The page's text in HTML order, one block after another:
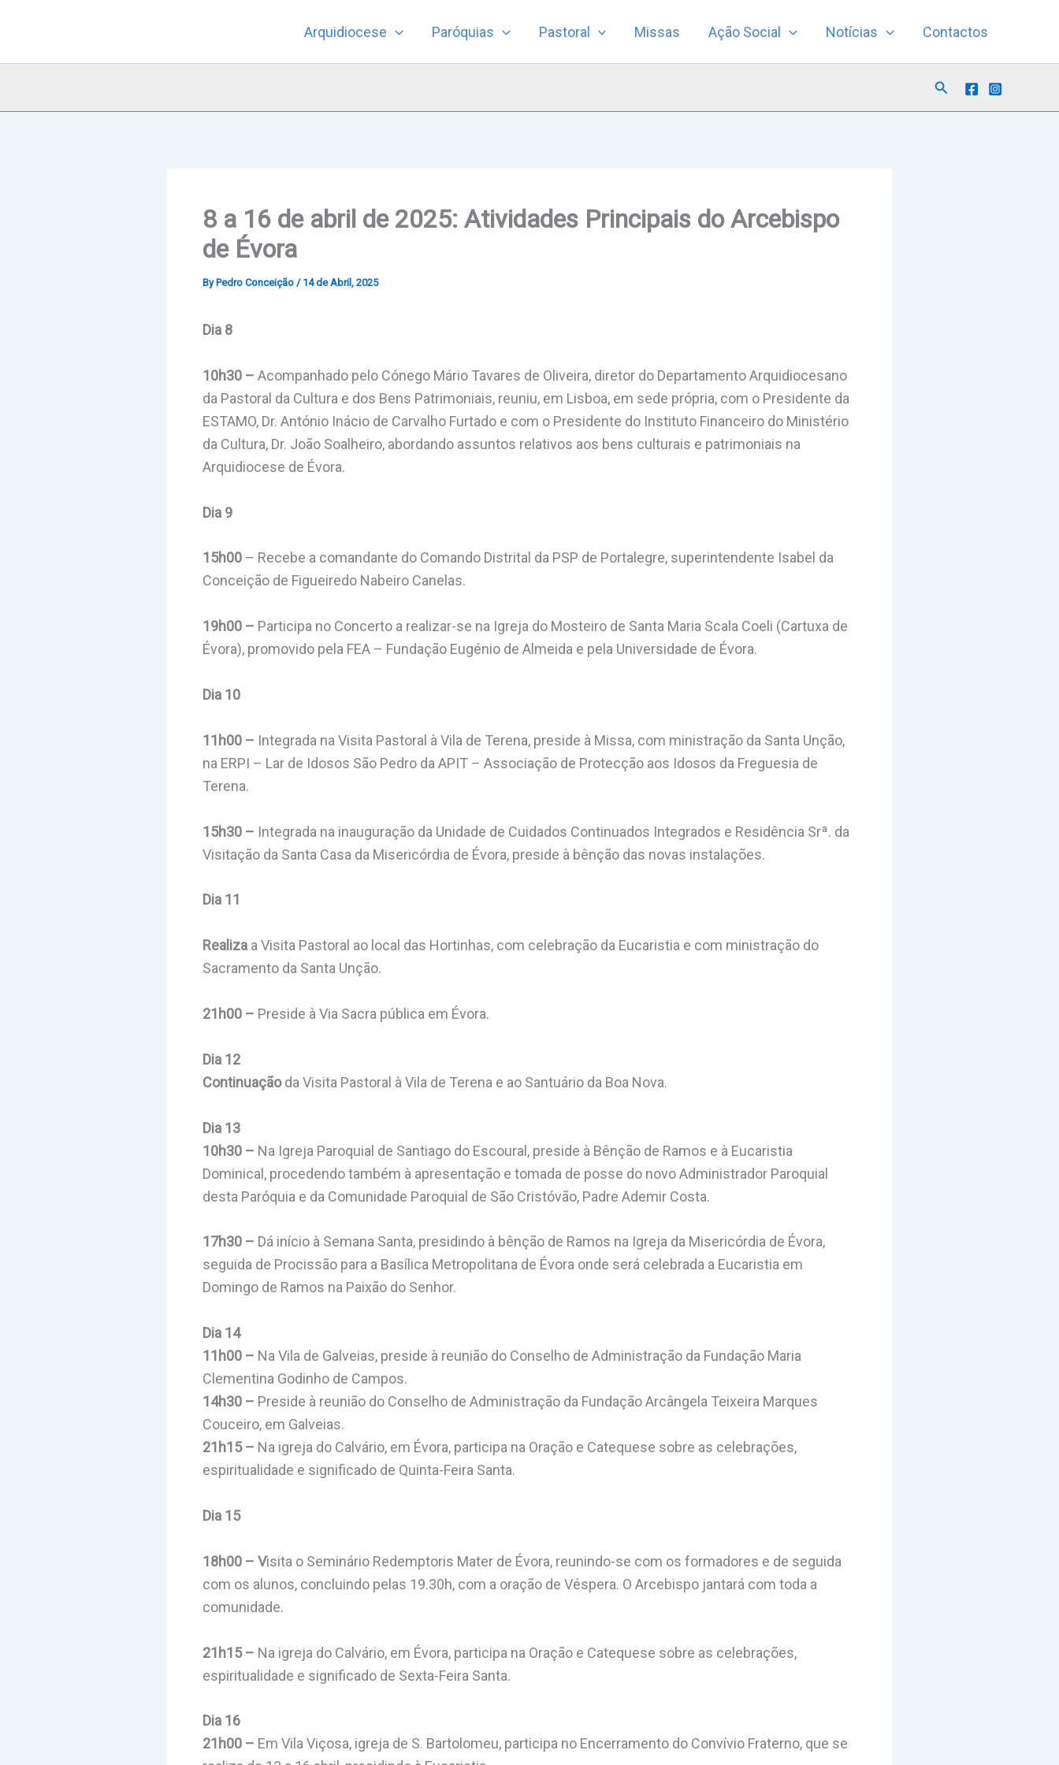
Arquidiocese Paróquias Pastoral Missas Ação Social Notícias Contactos
Search
8 a 16 de abril de 2025: Atividades Principais do Arcebispo
de Évora
By Pedro Conceição / 14 de Abril, 2025
Dia 8
10h30 – Acompanhado pelo Cónego Mário Tavares de Oliveira, diretor do Departamento Arquidiocesano
da Pastoral da Cultura e dos Bens Patrimoniais, reuniu, em Lisboa, em sede própria, com o Presidente da
ESTAMO, Dr. António Inácio de Carvalho Furtado e com o Presidente do Instituto Financeiro do Ministério
da Cultura, Dr. João Soalheiro, abordando assuntos relativos aos bens culturais e patrimoniais na
Arquidiocese de Évora.
Dia 9
15h00 – Recebe a comandante do Comando Distrital da PSP de Portalegre, superintendente Isabel da
Conceição de Figueiredo Nabeiro Canelas.
19h00 – Participa no Concerto a realizar-se na Igreja do Mosteiro de Santa Maria Scala Coeli (Cartuxa de
Évora), promovido pela FEA – Fundação Eugénio de Almeida e pela Universidade de Évora.
Dia 10
11h00 – Integrada na Visita Pastoral à Vila de Terena, preside à Missa, com ministração da Santa Unção,
na ERPI – Lar de Idosos São Pedro da APIT – Associação de Protecção aos Idosos da Freguesia de
Terena.
15h30 – Integrada na inauguração da Unidade de Cuidados Continuados Integrados e Residência Srª. da
Visitação da Santa Casa da Misericórdia de Évora, preside à bênção das novas instalações.
Dia 11
Realiza a Visita Pastoral ao local das Hortinhas, com celebração da Eucaristia e com ministração do
Sacramento da Santa Unção.
21h00 – Preside à Via Sacra pública em Évora.
Dia 12
Continuaçãoda Visita Pastoral à Vila de Terena e ao Santuário da Boa Nova.
Dia 13
10h30 – Na Igreja Paroquial de Santiago do Escoural, preside à Bênção de Ramos e à Eucaristia
Dominical, procedendo também à apresentação e tomada de posse do novo Administrador Paroquial
desta Paróquia e da Comunidade Paroquial de São Cristóvão, Padre Ademir Costa.
17h30 – Dá início à Semana Santa, presidindo à bênção de Ramos na Igreja da Misericórdia de Évora,
seguida de Procissão para a Basílica Metropolitana de Évora onde será celebrada a Eucaristia em
Domingo de Ramos na Paixão do Senhor.
Dia 14
11h00 – Na Vila de Galveias, preside à reunião do Conselho de Administração da Fundação Maria
Clementina Godinho de Campos.
14h30 – Preside à reunião do Conselho de Administração da Fundação Arcângela Teixeira Marques
Couceiro, em Galveias.
21h15 – Na igreja do Calvário, em Évora, participa na Oração e Catequese sobre as celebrações,
espiritualidade e significado de Quinta-Feira Santa.
Dia 15
18h00 – Visita o Seminário Redemptoris Mater de Évora, reunindo-se com os formadores e de seguida
com os alunos, concluindo pelas 19.30h, com a oração de Véspera. O Arcebispo jantará com toda a
comunidade.
21h15 – Na igreja do Calvário, em Évora, participa na Oração e Catequese sobre as celebrações,
espiritualidade e significado de Sexta-Feira Santa.
Dia 16
21h00 – Em Vila Viçosa, igreja de S. Bartolomeu, participa no Encerramento do Convívio Fraterno, que se